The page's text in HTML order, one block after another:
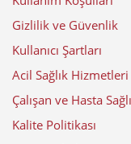
Gizlilik ve Güvenlik
Kullanıcı Şartları
Acil Sağlık Hizmetleri
Çalışan ve Hasta
Kalite Politikası